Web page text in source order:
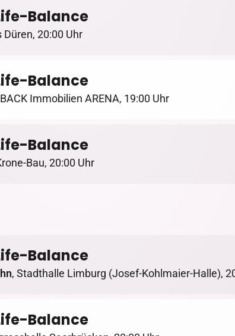
Balance
Düren, 20:00 Uhr
Balance
Immobilien ARENA, 19:00 Uhr
Balance
Bau, 20:00 Uhr
Balance
, Stadthalle Limburg (Josef-Kohlmaier-Halle),
Balance